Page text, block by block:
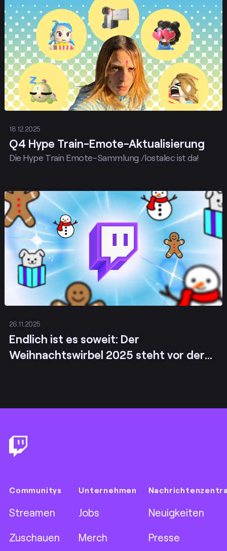
18.12.2025
Q4 Hype Train-Emote-Aktualisierung
Die Hype Train Emote-Sammlung /lostalec ist da!
Posten
26.11.2025
Endlich ist es soweit: Der
Weihnachtswirbel 2025 steht vor der
Posten
Communitys
Streamen
Zuschauen
Unternehmen
Jobs
Merch
Neuigkeiten
Presse